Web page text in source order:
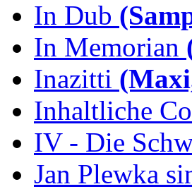
In Dub
In Memorian
Inazitti
Inhaltliche
IV - Die
Jan Plewka